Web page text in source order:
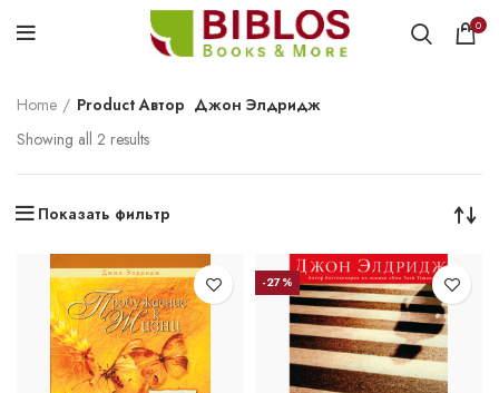
0
Home Product Автор Джон Элдридж
Showing all 2 results
Показать фильтр
-27%